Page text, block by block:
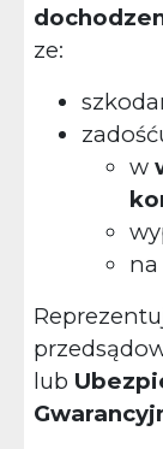
ze:
w
na
lub